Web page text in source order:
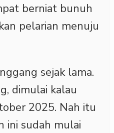
berniat bunuh
pelarian menuju
sejak lama.
dimulai kalau
2025. Nah itu
ini sudah mulai